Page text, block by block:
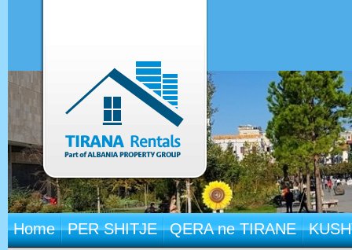
Home PER SHITJE QERA ne TIRANE